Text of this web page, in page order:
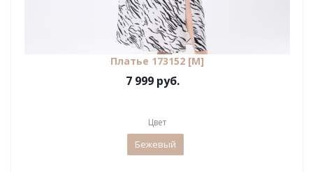
Платье 173152 [М]
7 999 руб.
Цвет
Бежевый